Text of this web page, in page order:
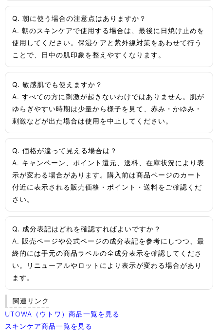
Q. 朝に使う場合の注意点はありますか？
A. 朝のスキンケアで使用する場合は、最後に日焼け止めを
使用してください。保湿ケアと紫外線対策をあわせて行う
ことで、日中の肌印象を整えやすくなります。
Q. 敏感肌でも使えますか？
A. すべての方に刺激が起きないわけではありません。肌が
ゆらぎやすい時期は少量から様子を見て、赤み・かゆみ・
刺激などが出た場合は使用を中止してください。
Q. 価格が違って見える場合は？
A. キャンペーン、ポイント還元、送料、在庫状況により表
示が変わる場合があります。購入前は商品ページのカート
付近に表示される販売価格・ポイント・送料をご確認くだ
さい。
Q. 成分表記はどれを確認すればよいですか？
A. 販売ページや公式ページの成分表記を参考にしつつ、最
終的には手元の商品ラベルの全成分表示を確認してくださ
い。リニューアルやロットにより表示が変わる場合があり
ます。
関連リンク
UTOWA（ウトワ）商品一覧を見る
スキンケア商品一覧を見る